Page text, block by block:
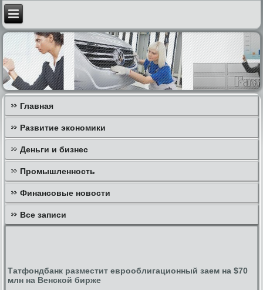
Главная
Развитие экономики
Деньги и бизнес
Промышленность
Финансовые новости
Все записи
Татфондбанк разместит еврооблигационный заем на $70
млн на Венской бирже